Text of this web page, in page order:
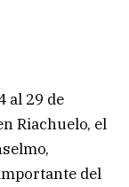
al 29 de
Riachuelo, el
del